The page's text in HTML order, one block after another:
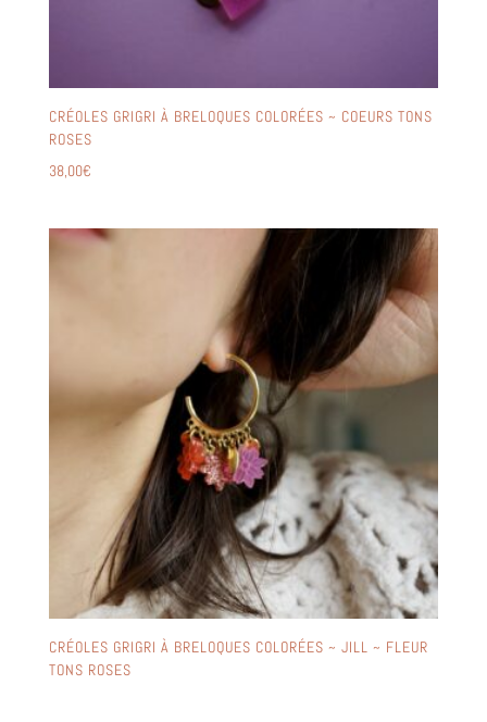
CRÉOLES GRIGRI À BRELOQUES COLORÉES ~ COEURS TONS
ROSES
38,00€
CRÉOLES GRIGRI À BRELOQUES COLORÉES ~ JILL ~ FLEUR
TONS ROSES